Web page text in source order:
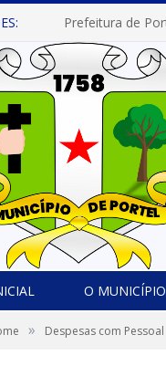
O MUNICÍPIO
» Despesas com Pessoal